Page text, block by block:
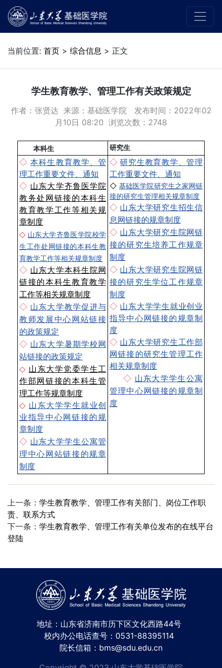
当前位置: 首页 > 综合信息 > 正文
学生教育教学、管理工作有关政策规定
作者：张贤达 来源：基础医学院 发布时间：2022年02
月10日 08:20 浏览次数： 2748
本科生 研究生
◇本科生教育教学、管
理工作重要文件、通知
◇ 山东大学齐鲁医学院
教务处网链接的本科生
教育教学工作等相关规
章制度
◇ 山东大学齐鲁医学院校学
生工作处网链接的本科生教
育教学工作等相关规章制度
◇ 山东大学本科生院网
链接的本科生教育教学
工作等相关规章制度
◇ 山东大学教学促进与
教师发展中心网站链接
的政策规定
◇ 山东大学暑期学校网
站链接的政策规定
◇ 山东大学党委学生工
作部网链接的本科生管
理工作等规章制度
◇ 山东大学学生就业创
业指导中心网链接的规
章制度
◇ 山东大学学生公寓管
理中心网站链接的规章
制度
◇研究生教育教学、管理
工作重要文件、通知
◇基础医学院研究生之家网链
接的研究生管理相关规章制度
◇ 山东大学研究生招生信
息网链接的规章制度
◇ 山东大学研究生院网链
接的研究生培养工作规章
制度
◇ 山东大学研究生院网链
接的研究生学位工作规章
制度
◇ 山东大学学生就业创业
指导中心网链接的规章制
度
◇ 山东大学研究生工作部
网链接的研究生管理工作
相关规章制度
◇ 山东大学学生公寓
管理中心网链接的规章制
度
上一条： 学生教育教学、管理工作有关部门、岗位工作职
责、联系方式
下一条： 学生教育教学、管理工作有关单位发布的在线平台
登陆
地址：山东省济南市历下区文化西路44号
校内办公电话查号：0531-88395114
院长信箱：bms@sdu.edu.cn